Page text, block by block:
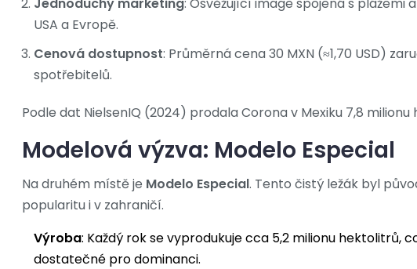
USA a Evropě.
Cenová dostupnost: Průměrná cena 30 MXN (≈1,70 USD)
spotřebitelů.
Podle dat NielsenIQ (2024) prodala Corona v Mexiku 7,8
Modelová výzva: Modelo Especial
Na druhém místě je Modelo Especial. Tento čistý ležák byl
popularitu i v zahraničí.
Výroba: Každý rok se vyprodukuje cca 5,2 milionu hektolitrů,
dostatečné pro dominanci.